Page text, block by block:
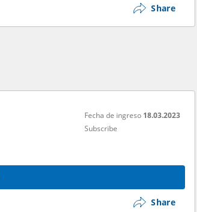
Share
Fecha de ingreso 18.03.2023
Subscribe
Share